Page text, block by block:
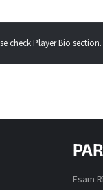
check Player Bio section.
Esam